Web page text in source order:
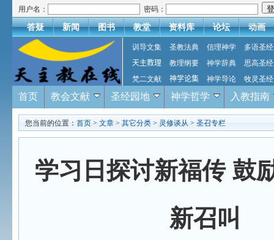
用户名： 密码：
答疑 新闻 图书 教堂 资料库 论坛 动画
训导文集 圣教法典 信理神学
多语圣经
天主教理
教理纲要 神学辞典
思高圣经
梵二文献
神学论集 神学导论 牧灵圣经
首页 教会文献 圣经园地 神学哲学 入教指南
您当前的位置： 首页 > 文章 > 其它分类 > 灵修谈从 > 圣召专栏
学习日探讨新福传 鼓
新召叫